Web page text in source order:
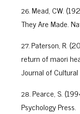
Mead, CW.
They Are Made.
Paterson, R.
return of maori
Journal of
Pearce, S.
Psychology Press.